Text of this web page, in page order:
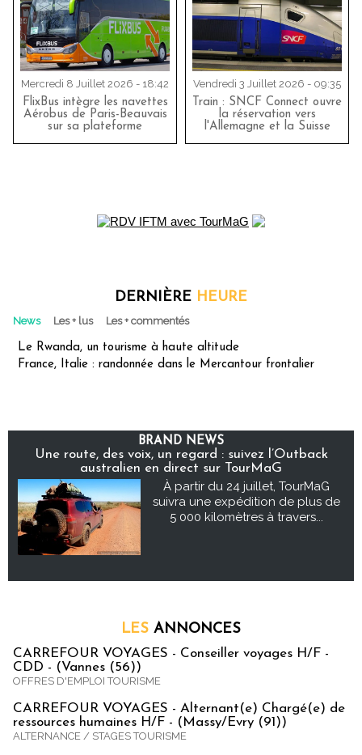
Mercredi 8 Juillet 2026 - 18:42
FlixBus intègre les navettes
Aérobus de Paris-Beauvais
sur sa plateforme
Vendredi 3 Juillet 2026 - 09:35
Train : SNCF Connect ouvre
la réservation vers
l'Allemagne et la Suisse
DERNIÈRE HEURE
News Les + lus Les + commentés
Le Rwanda, un tourisme à haute altitude
France, Italie : randonnée dans le Mercantour frontalier
BRAND NEWS
Une route, des voix, un regard : suivez l’Outback
australien en direct sur TourMaG
À partir du 24 juillet, TourMaG
suivra une expédition de plus de
5 000 kilomètres à travers...
LES ANNONCES
CARREFOUR VOYAGES - Conseiller voyages H/F -
CDD - (Vannes (56))
OFFRES D'EMPLOI TOURISME
CARREFOUR VOYAGES - Alternant(e) Chargé(e) de
ressources humaines H/F - (Massy/Evry (91))
ALTERNANCE / STAGES TOURISME